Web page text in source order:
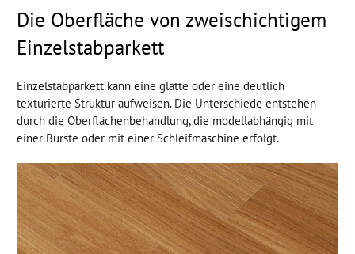
Die Oberfläche von zweischichtigem
Einzelstabparkett
Einzelstabparkett kann eine glatte oder eine deutlich
texturierte Struktur aufweisen. Die Unterschiede entstehen
durch die Oberflächenbehandlung, die modellabhängig mit
einer Bürste oder mit einer Schleifmaschine erfolgt.